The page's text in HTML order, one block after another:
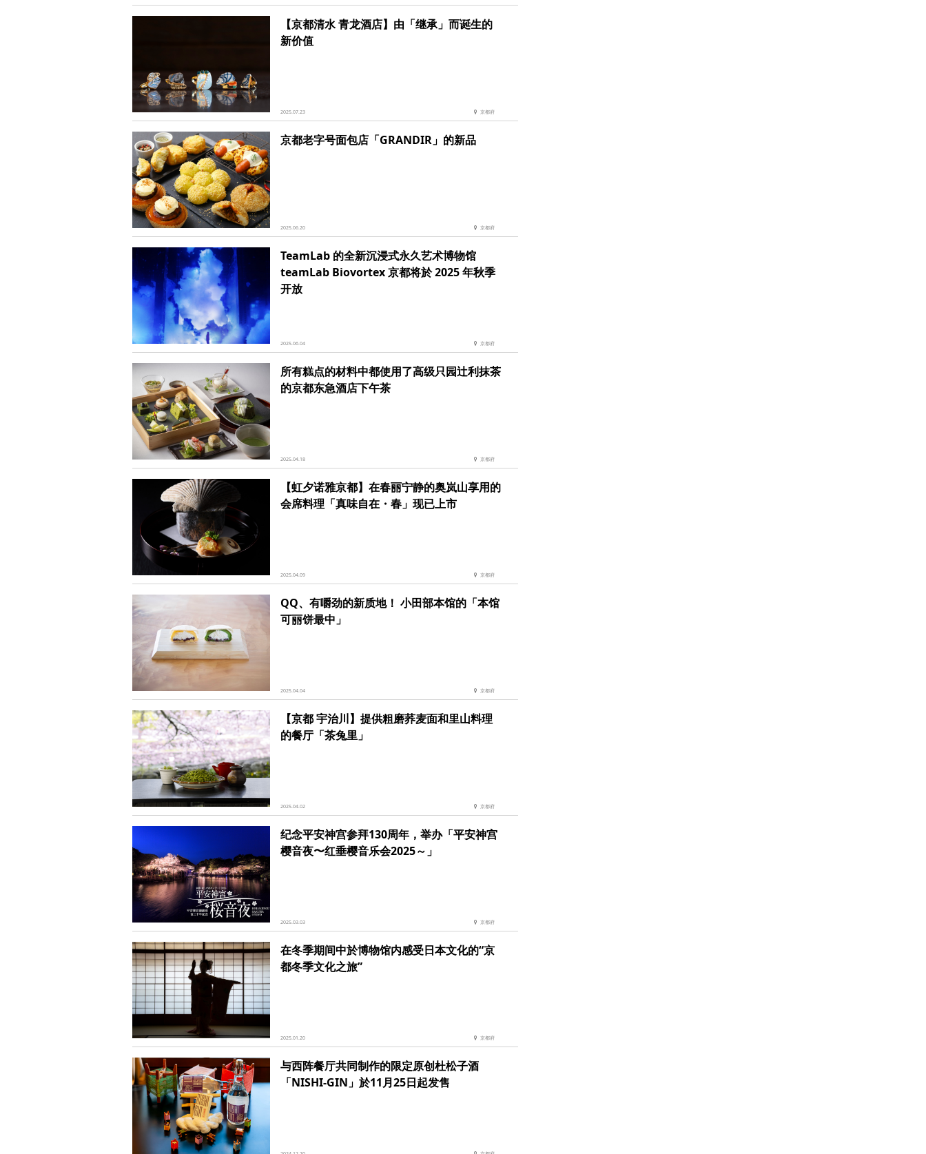
【京都清水 青龙酒店】由「继承」而诞生的
新价值
2025.07.23 京都府
京都老字号面包店「GRANDIR」的新品
2025.06.20 京都府
TeamLab 的全新沉浸式永久艺术博物馆
teamLab Biovortex 京都将於 2025 年秋季
开放
2025.06.04 京都府
所有糕点的材料中都使用了高级只园辻利抹茶
的京都东急酒店下午茶
2025.04.18 京都府
【虹夕诺雅京都】在春丽宁静的奥岚山享用的
会席料理「真味自在・春」现已上市
2025.04.09 京都府
QQ、有嚼劲的新质地！ 小田部本馆的「本馆
可丽饼最中」
2025.04.04 京都府
【京都 宇治川】提供粗磨荞麦面和里山料理
的餐厅「茶兔里」
2025.04.02 京都府
纪念平安神宫参拜130周年，举办「平安神宫
樱音夜〜红垂樱音乐会2025～」
2025.03.03 京都府
在冬季期间中於博物馆内感受日本文化的“京
都冬季文化之旅”
2025.01.20 京都府
与西阵餐厅共同制作的限定原创杜松子酒
「NISHI-GIN」於11月25日起发售